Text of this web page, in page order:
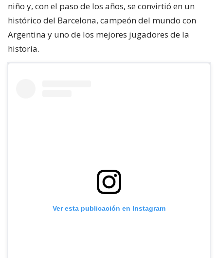
niño y, con el paso de los años, se convirtió en un
histórico del Barcelona, campeón del mundo con
Argentina y uno de los mejores jugadores de la
historia.
Ver esta publicación en Instagram